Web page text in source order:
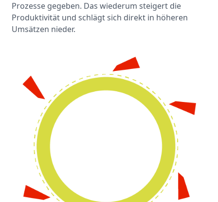
Prozesse gegeben. Das wiederum steigert die
Produktivität und schlägt sich direkt in höheren
Umsätzen nieder.